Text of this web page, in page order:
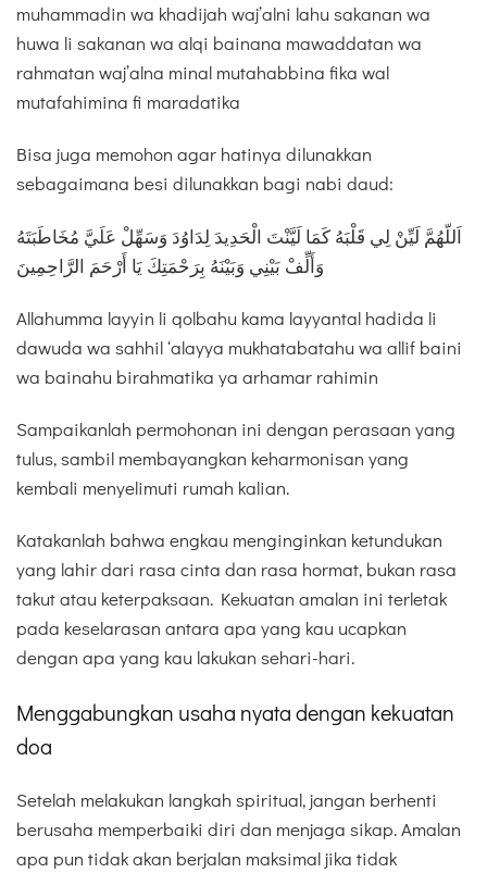
muhammadin wa khadijah waj’alni lahu sakanan wa
huwa li sakanan wa alqi bainana mawaddatan wa
rahmatan waj’alna minal mutahabbina fika wal
mutafahimina fi maradatika
Bisa juga memohon agar hatinya dilunakkan
sebagaimana besi dilunakkan bagi nabi daud:
اَللّهُمَّ لَيِّنْ لِي قَلْبَهُ كَمَا لَيَّنْتَ الْحَدِيدَ لِدَاوُدَ وَسَهِّلْ عَلَيَّ مُخَاطَبَتَهُ
وَأَلِّفْ بَيْنِي وَبَيْنَهُ بِرَحْمَتِكَ يَا أَرْحَمَ الرَّاحِمِينَ
Allahumma layyin li qolbahu kama layyantal hadida li
dawuda wa sahhil ‘alayya mukhatabatahu wa allif baini
wa bainahu birahmatika ya arhamar rahimin
Sampaikanlah permohonan ini dengan perasaan yang
tulus, sambil membayangkan keharmonisan yang
kembali menyelimuti rumah kalian.
Katakanlah bahwa engkau menginginkan ketundukan
yang lahir dari rasa cinta dan rasa hormat, bukan rasa
takut atau keterpaksaan. Kekuatan amalan ini terletak
pada keselarasan antara apa yang kau ucapkan
dengan apa yang kau lakukan sehari-hari.
Menggabungkan usaha nyata dengan kekuatan
doa
Setelah melakukan langkah spiritual, jangan berhenti
berusaha memperbaiki diri dan menjaga sikap. Amalan
apa pun tidak akan berjalan maksimal jika tidak